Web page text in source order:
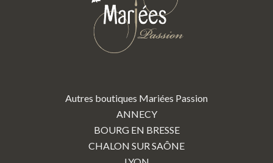
Autres boutiques Mariées Passion
ANNECY
BOURG EN BRESSE
CHALON SUR SAÔNE